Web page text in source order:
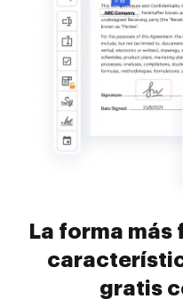
La forma
gratis